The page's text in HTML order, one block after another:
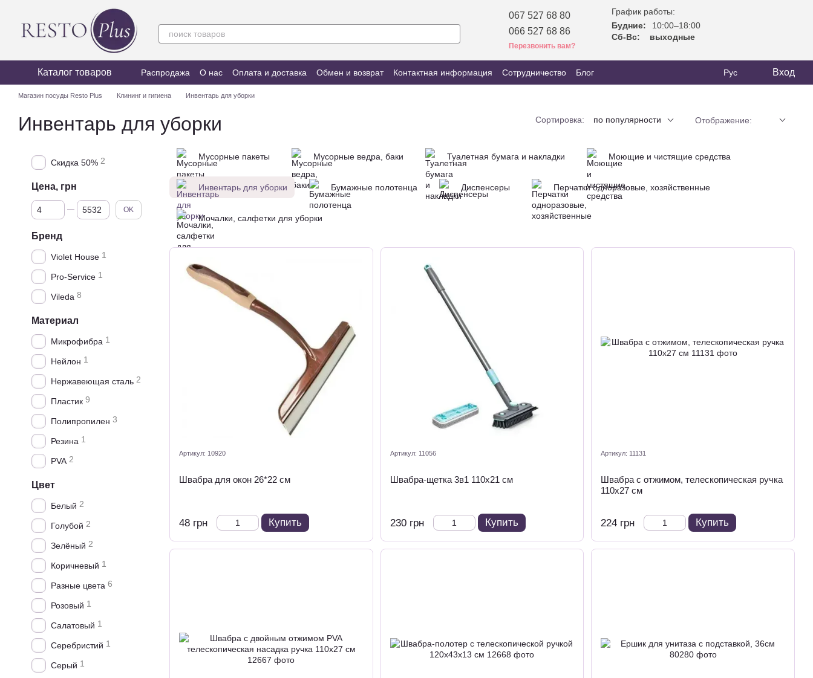
Перейти к основному контенту
067 527 68 80
066 527 68 86
Перезвонить вам?
График работы:
Будние:
10:00–18:00
Сб-Вс:
выходные
Каталог товаров Распродажа О нас Оплата и доставка Обмен и возврат Контактная информация Сотрудничество Блог Рус Вход
Магазин посуды Resto Plus Клининг и гигиена Инвентарь для уборки
Инвентарь для уборки Сортировка: по популярности Отображение:
Мусорные пакеты Мусорные ведра, баки Туалетная бумага и накладки Моющие и чистящие средства
Инвентарь для уборки Бумажные полотенца Диспенсеры Перчатки одноразовые, хозяйственные
Мочалки, салфетки для уборки
Артикул: 10920
Швабра для окон 26*22 см
48 грн Купить
Артикул: 11056
Швабра-щетка 3в1 110х21 см
230 грн Купить
Артикул: 11131
Швабра с отжимом, телескопическая ручка
110х27 см
224 грн Купить
Скидка 50% 2
Цена, грн
От Цена, грн
До Цена, грн OK
Бренд
Violet House 1
Pro-Service 1
Vileda 8
Материал
Микрофибра 1
Нейлон 1
Нержавеющая сталь 2
Пластик 9
Полипропилен 3
Резина 1
PVA 2
Цвет
Белый 2
Голубой 2
Зелёный 2
Коричневый 1
Разные цвета 6
Розовый 1
Салатовый 1
Серебристий 1
Серый 1